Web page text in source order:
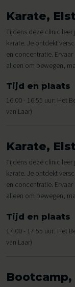
Karate,
Tijdens deze clinic leer
karate. Je ontdekt
en concentratie.
alleen om bewegen,
Tijd en plaats
16.00 - 16.55 uur: Het
van Laar)
Karate,
Tijdens deze clinic leer
karate. Je ontdekt
en concentratie.
alleen om bewegen,
Tijd en plaats
17.00 - 17.55 uur: Het
van Laar)
Bootcamp,